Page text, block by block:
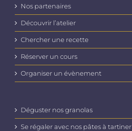
Nos partenaires
Découvrir l’atelier
Chercher une recette
Réserver un cours
Organiser un évènement
Déguster nos granolas
Se régaler avec nos pâtes à tartiner